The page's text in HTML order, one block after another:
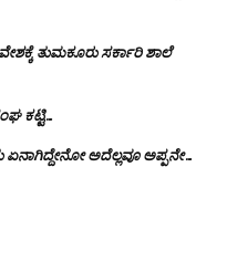
ತುಮಕೂರು ಸರ್ಕಾರಿ ಶಾಲೆ
ಕಟ್ಟಿ…
ಅದೆಲ್ಲವೂ ಅಪ್ಪನೇ…